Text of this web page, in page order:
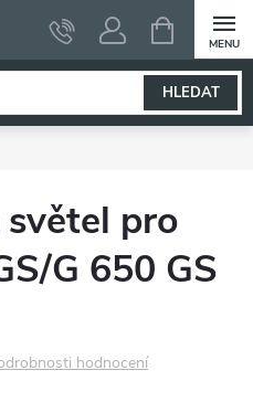
HLEDAT
NÁKUPNÍ
KOŠÍK
pro
G 650 GS
hodnocení